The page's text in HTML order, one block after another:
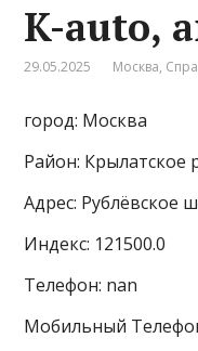
K-auto,
29.05.2025 Москва,
город: Москва
Район: Крылатское
Адрес: Рублёвское
Индекс: 121500.0
Телефон: nan
Мобильный